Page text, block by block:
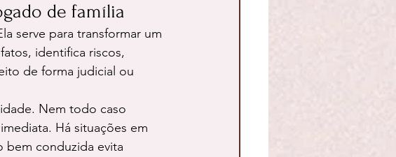
de família
serve para transformar um
identifica riscos,
de forma judicial ou
Nem todo caso
Há situações em
bem conduzida evita